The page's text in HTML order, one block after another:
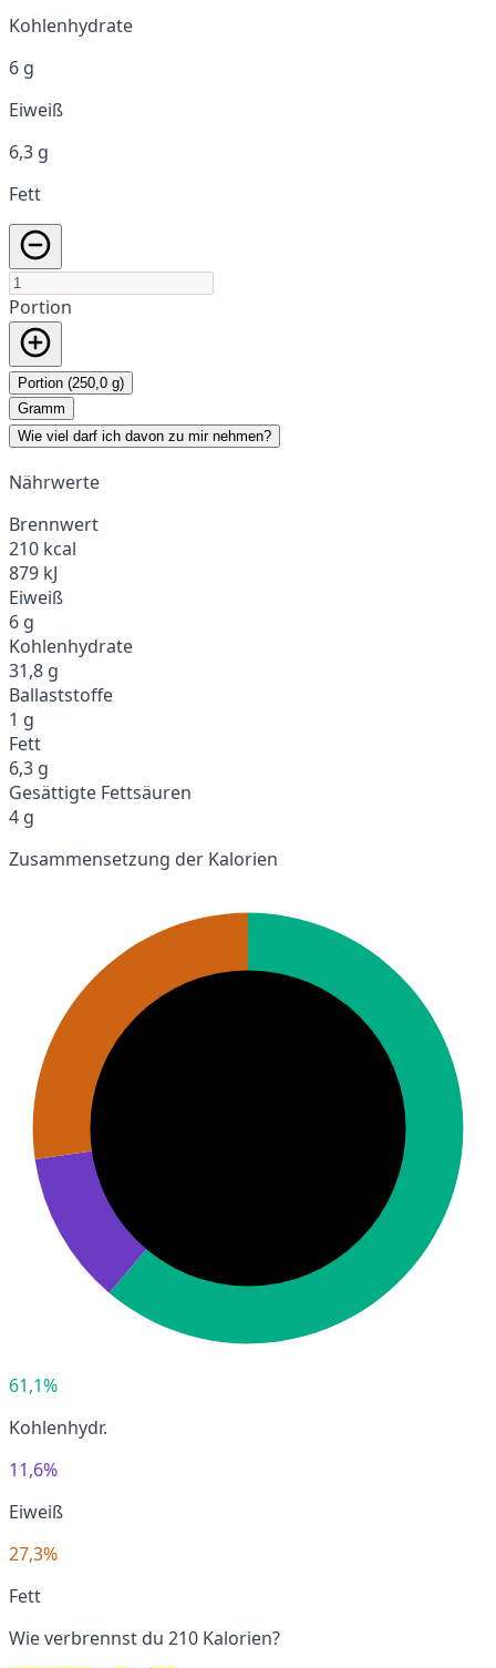
Kohlenhydrate
6 g
Eiweiß
6,3 g
Fett
Portion
Portion (250,0 g)
Gramm
Wie viel darf ich davon zu mir nehmen?
Nährwerte
Brennwert
210 kcal
879 kJ
Eiweiß
6 g
Kohlenhydrate
31,8 g
Ballaststoffe
1 g
Fett
6,3 g
Gesättigte Fettsäuren
4 g
Zusammensetzung der Kalorien
61,1%
Kohlenhydr.
11,6%
Eiweiß
27,3%
Fett
Wie verbrennst du 210 Kalorien?